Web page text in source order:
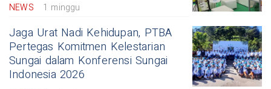
NEWS 1 minggu
Jaga Urat Nadi Kehidupan, PTBA
Pertegas Komitmen Kelestarian
Sungai dalam Konferensi Sungai
Indonesia 2026